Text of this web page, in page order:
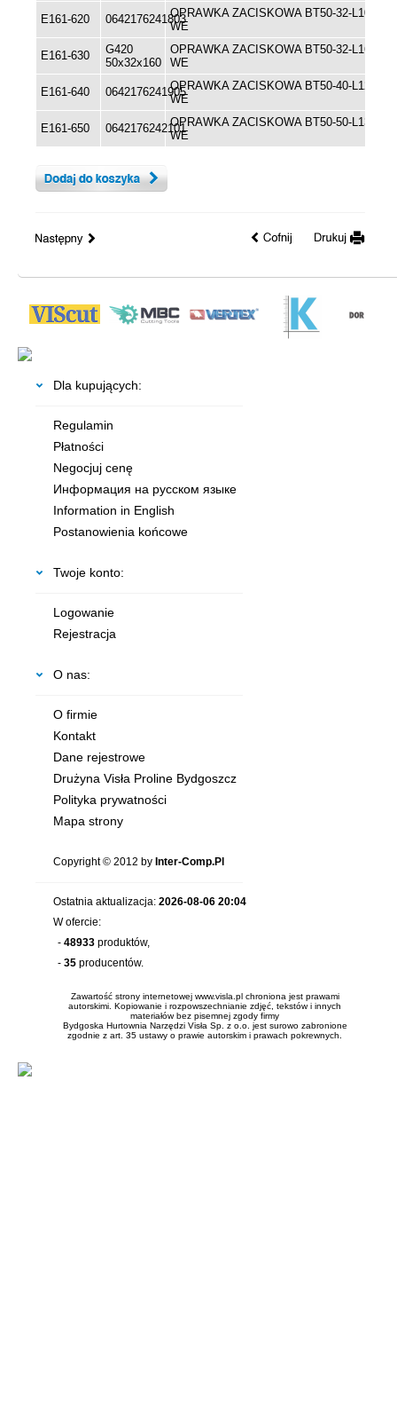
E161-620 0642176241803OPRAWKA ZACISKOWA BT50-32-L105
WE
E161-630
G420
50x32x160
OPRAWKA ZACISKOWA BT50-32-L160
WE
E161-640 0642176241905OPRAWKA ZACISKOWA BT50-40-L120
WE
E161-650 0642176242101OPRAWKA ZACISKOWA BT50-50-L130
WE
Dla kupujących:
Regulamin
Płatności
Negocjuj cenę
Информация на русском языке
Information in English
Postanowienia końcowe
Twoje konto:
Logowanie
Rejestracja
O nas:
O firmie
Kontakt
Dane rejestrowe
Drużyna Visła Proline Bydgoszcz
Polityka prywatności
Mapa strony
Copyright © 2012 by Inter-Comp.Pl
Ostatnia aktualizacja: 2026-08-06 20:04
W ofercie:
- 48933 produktów,
- 35 producentów.
Zawartość strony internetowej www.visla.pl chroniona jest prawami
autorskimi. Kopiowanie i rozpowszechnianie zdjęć, tekstów i innych
materiałów bez pisemnej zgody firmy
Bydgoska Hurtownia Narzędzi Visła Sp. z o.o. jest surowo zabronione
zgodnie z art. 35 ustawy o prawie autorskim i prawach pokrewnych.